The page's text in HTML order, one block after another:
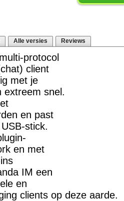
Alle versies Reviews
protocol
client
met je
extreem snel.
en past
stick.
en met
IM een
en
clients op deze aarde.